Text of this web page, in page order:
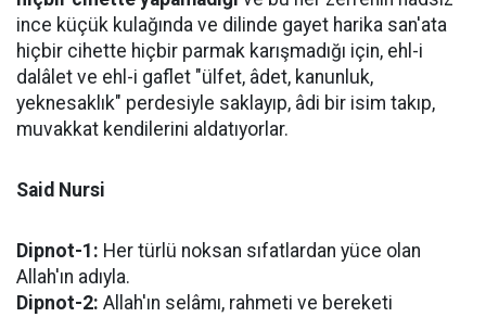
ince küçük kulağında ve dilinde gayet harika san'ata
hiçbir cihette hiçbir parmak karışmadığı için, ehl-i
dalâlet ve ehl-i gaflet "ülfet, âdet, kanunluk,
yeknesaklık" perdesiyle saklayıp, âdi bir isim takıp,
muvakkat kendilerini aldatıyorlar.
Said Nursi
Dipnot-1: Her türlü noksan sıfatlardan yüce olan
Allah'ın adıyla.
Dipnot-2: Allah'ın selâmı, rahmeti ve bereketi